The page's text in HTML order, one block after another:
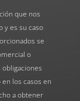
que nos
y es su caso
se
o
los casos en
a obtener